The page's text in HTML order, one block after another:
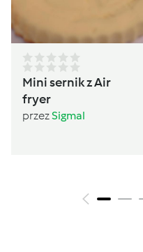
Mini sernik z Air
fryer
przezSigmal